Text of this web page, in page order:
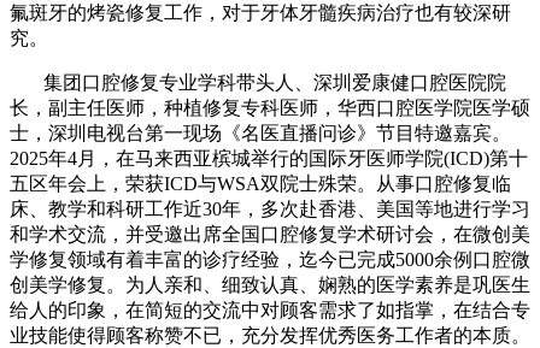
氟斑牙的烤瓷修复工作，对于牙体牙髓疾病治疗也有较深研
究。
集团口腔修复专业学科带头人、深圳爱康健口腔医院院
长，副主任医师，种植修复专科医师，华西口腔医学院医学硕
士，深圳电视台第一现场《名医直播问诊》节目特邀嘉宾。
2025年4月，在马来西亚槟城举行的国际牙医师学院(ICD)第十
五区年会上，荣获ICD与WSA双院士殊荣。从事口腔修复临
床、教学和科研工作近30年，多次赴香港、美国等地进行学习
和学术交流，并受邀出席全国口腔修复学术研讨会，在微创美
学修复领域有着丰富的诊疗经验，迄今已完成5000余例口腔微
创美学修复。为人亲和、细致认真、娴熟的医学素养是巩医生
给人的印象，在简短的交流中对顾客需求了如指掌，在结合专
业技能使得顾客称赞不已，充分发挥优秀医务工作者的本质。